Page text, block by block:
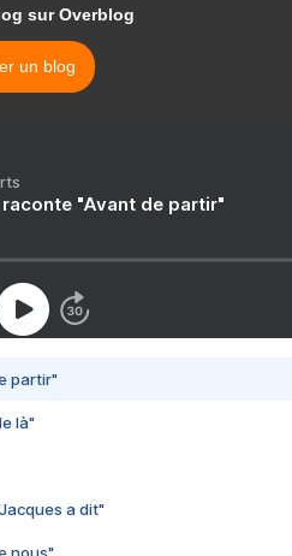
sur Overblog
un blog
raconte "Avant de partir"
partir"
là"
a dit"